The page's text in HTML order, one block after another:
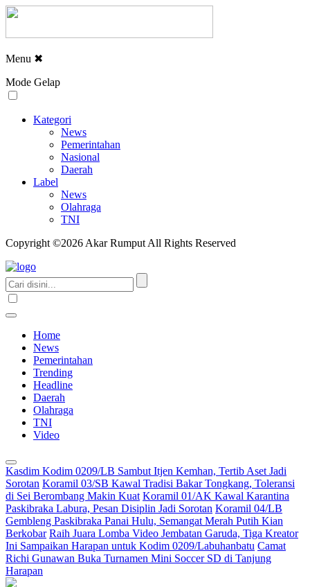
Menu ✖
Mode Gelap
Kategori
News
Pemerintahan
Nasional
Daerah
Label
News
Olahraga
TNI
Copyright ©2026 Akar Rumput All Rights Reserved
Home
News
Pemerintahan
Trending
Headline
Daerah
Olahraga
TNI
Video
Kasdim Kodim 0209/LB Sambut Itjen Kemhan, Tertib Aset Jadi
Sorotan Koramil 03/SB Kawal Tradisi Bakar Tongkang, Toleransi
di Sei Berombang Makin Kuat Koramil 01/AK Kawal Karantina
Paskibraka Labura, Pesan Disiplin Jadi Sorotan Koramil 04/LB
Gembleng Paskibraka Panai Hulu, Semangat Merah Putih Kian
Berkobar Raih Juara Lomba Video Jembatan Garuda, Tiga Kreator
Ini Sampaikan Harapan untuk Kodim 0209/Labuhanbatu Camat
Richi Gunawan Buka Turnamen Mini Soccer SD di Tanjung
Harapan